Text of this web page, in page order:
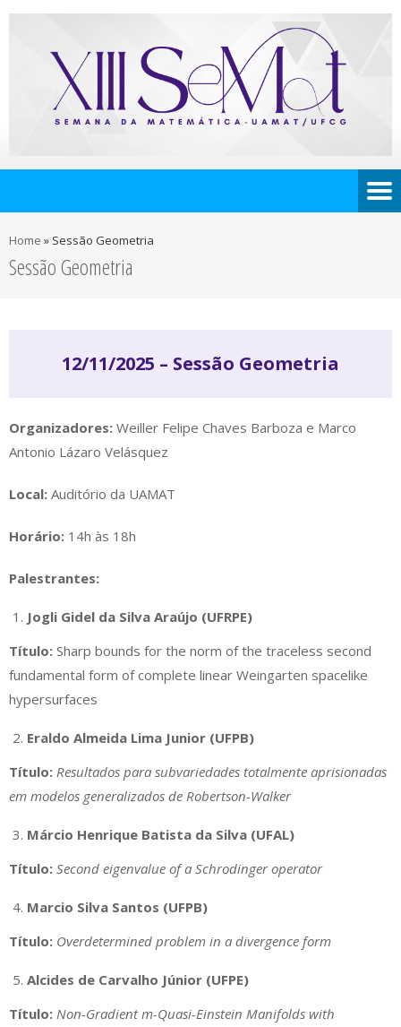
Home » Sessão Geometria
Sessão Geometria
12/11/2025 – Sessão Geometria
Organizadores: Weiller Felipe Chaves Barboza e Marco
Antonio Lázaro Velásquez
Local: Auditório da UAMAT
Horário: 14h às 18h
Palestrantes:
Jogli Gidel da Silva Araújo (UFRPE)
Título: Sharp bounds for the norm of the traceless second
fundamental form of complete linear Weingarten spacelike
hypersurfaces
Eraldo Almeida Lima Junior (UFPB)
Título: Resultados para subvariedades totalmente aprisionadas
em modelos generalizados de Robertson-Walker
Márcio Henrique Batista da Silva (UFAL)
Título: Second eigenvalue of a Schrodinger operator
Marcio Silva Santos (UFPB)
Título: Overdetermined problem in a divergence form
Alcides de Carvalho Júnior (UFPE)
Título: Non-Gradient m-Quasi-Einstein Manifolds with